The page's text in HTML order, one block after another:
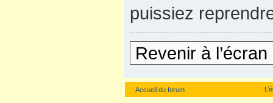
puissiez
Revenir à
Accueil du forum